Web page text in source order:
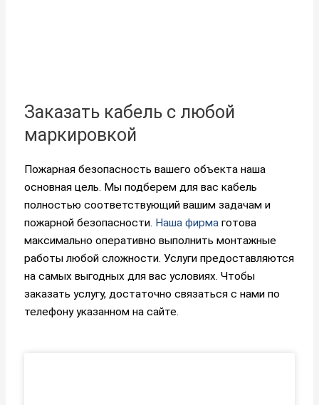
Заказать кабель с любой
маркировкой
Пожарная безопасность вашего объекта наша
основная цель. Мы подберем для вас кабель
полностью соответствующий вашим задачам и
пожарной безопасности. Наша фирмаготова
максимально оперативно выполнить монтажные
работы любой сложности. Услуги предоставляются
на самых выгодных для вас условиях. Чтобы
заказать услугу, достаточно связаться с нами по
телефону указанном на сайте.